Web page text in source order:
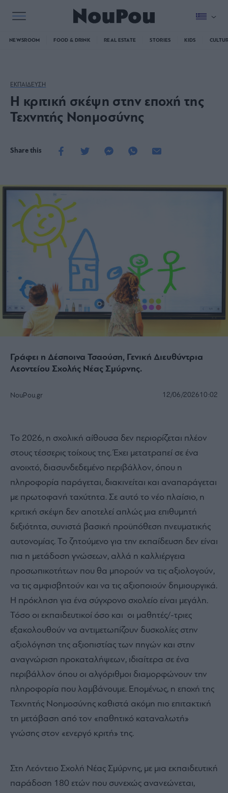
NEWSROOM FOOD & DRINK REAL ESTATE STORIES KIDS
ΕΚΠΑΙΔΕΥΣΗ
H κριτική σκέψη στην εποχή της
Τεχνητής Νοημοσύνης
Share this
Γράφει η Δέσποινα Τσαούση, Γενική Διευθύντρια
Λεοντείου Σχολής Νέας Σμύρνης.
NouPou.gr 12/06/202610:02
Το 2026, η σχολική αίθουσα δεν περιορίζεται πλέον
στους τέσσερις τοίχους της. Έχει μετατραπεί σε ένα
ανοιχτό, διασυνδεδεμένο περιβάλλον, όπου η
πληροφορία παράγεται, διακινείται και αναπαράγεται
με πρωτοφανή ταχύτητα. Σε αυτό το νέο πλαίσιο, η
κριτική σκέψη δεν αποτελεί απλώς μια επιθυμητή
δεξιότητα, συνιστά βασική προϋπόθεση πνευματικής
αυτονομίας. Το ζητούμενο για την εκπαίδευση δεν είναι
πια η μετάδοση γνώσεων, αλλά η καλλιέργεια
προσωπικοτήτων που θα μπορούν να τις αξιολογούν,
να τις αμφισβητούν και να τις αξιοποιούν δημιουργικά.
Η πρόκληση για ένα σύγχρονο σχολείο είναι μεγάλη.
Τόσο οι εκπαιδευτικοί όσο και οι μαθητές/-τριες
εξακολουθούν να αντιμετωπίζουν δυσκολίες στην
αξιολόγηση της αξιοπιστίας των πηγών και στην
αναγνώριση προκαταλήψεων, ιδιαίτερα σε ένα
περιβάλλον όπου οι αλγόριθμοι διαμορφώνουν την
πληροφορία που λαμβάνουμε. Επομένως, η εποχή της
Τεχνητής Νοημοσύνης καθιστά ακόμη πιο επιτακτική
τη μετάβαση από τον «παθητικό καταναλωτή»
γνώσης στον «ενεργό κριτή» της.
Στη Λεόντειο Σχολή Νέας Σμύρνης, με μια εκπαιδευτική
παράδοση 180 ετών που συνεχώς ανανεώνεται,